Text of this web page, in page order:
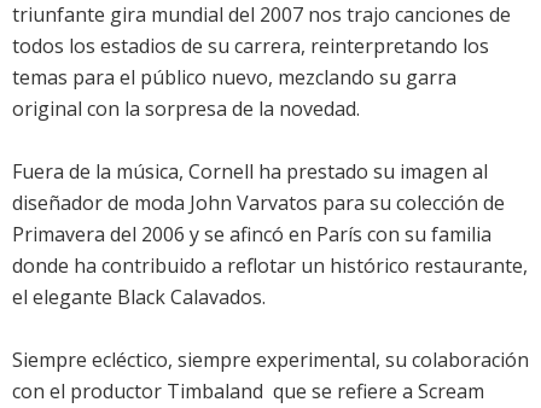
triunfante gira mundial del 2007 nos trajo canciones de
todos los estadios de su carrera, reinterpretando los
temas para el público nuevo, mezclando su garra
original con la sorpresa de la novedad.
Fuera de la música, Cornell ha prestado su imagen al
diseñador de moda John Varvatos para su colección de
Primavera del 2006 y se afincó en París con su familia
donde ha contribuido a reflotar un histórico restaurante,
el elegante Black Calavados.
Siempre ecléctico, siempre experimental, su colaboración
con el productor Timbaland  que se refiere a Scream